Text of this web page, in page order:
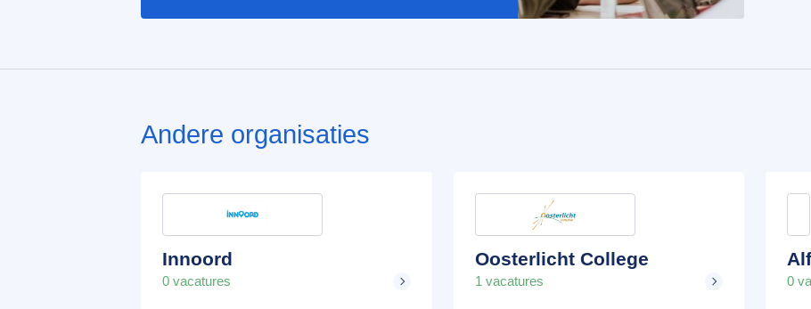
Andere organisaties
Innoord
0 vacatures
Oosterlicht College
1 vacatures 0